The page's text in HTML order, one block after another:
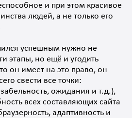
и при этом красивое
людей, а не только его
успешным нужно не
этапы, но ещё и угодить
он имеет на это право, он
свести все точки:
ожидания и т.д.),
всех составляющих сайта
адаптивность и